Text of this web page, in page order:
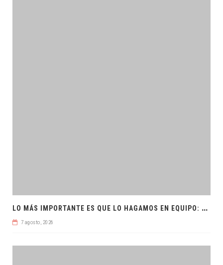
L
O MÁS IMPORTANTE ES QUE LO HAGAMOS EN EQUIPO: CPL
7 agosto, 2026